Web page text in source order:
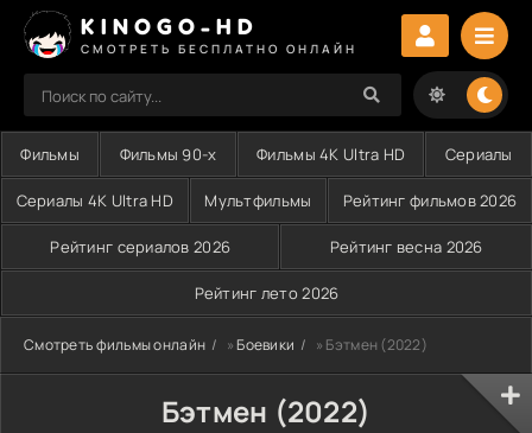
KINOGO-HD
СМОТРЕТЬ БЕСПЛАТНО ОНЛАЙН
Фильмы Фильмы 90-х Фильмы 4K Ultra HD Сериалы
Сериалы 4K Ultra HD Мультфильмы Рейтинг фильмов 2026
Рейтинг сериалов 2026 Рейтинг весна 2026
Рейтинг лето 2026
Смотреть фильмы онлайн »Боевики » Бэтмен (2022)
Бэтмен (2022)